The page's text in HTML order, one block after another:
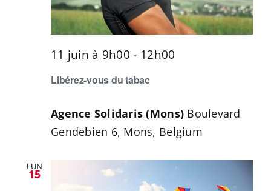
CONTACT
Libérez-vous du tabac
11 juin à 9h00 - 12h00
Agence Solidaris (Mons) Boulevard
Gendebien 6, Mons, Belgium
LUN
15